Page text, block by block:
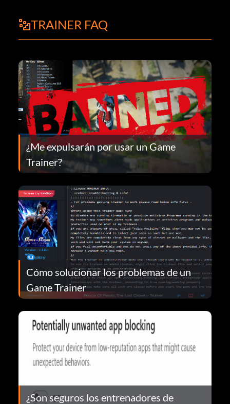
TRAINER FAQ
¿Me expulsarán por usar un Game
Trainer?
Cómo solucionar los problemas de un
Game Trainer
¿Son seguros los entrenadores de